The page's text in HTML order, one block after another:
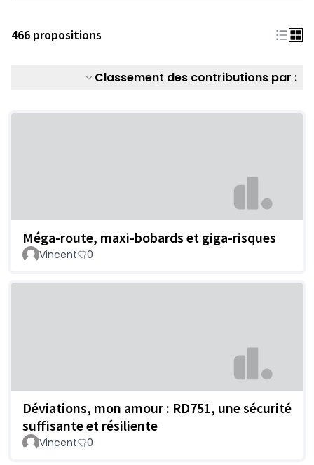
466 propositions
Classement des contributions par :
Méga-route, maxi-bobards et giga-risques
Vincent 0
Déviations, mon amour : RD751, une sécurité
suffisante et résiliente
Vincent 0